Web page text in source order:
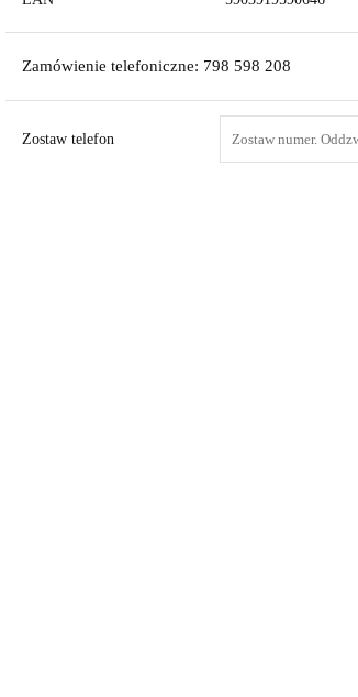
Zamówienie telefoniczne: 798 598 208
Zostaw telefon